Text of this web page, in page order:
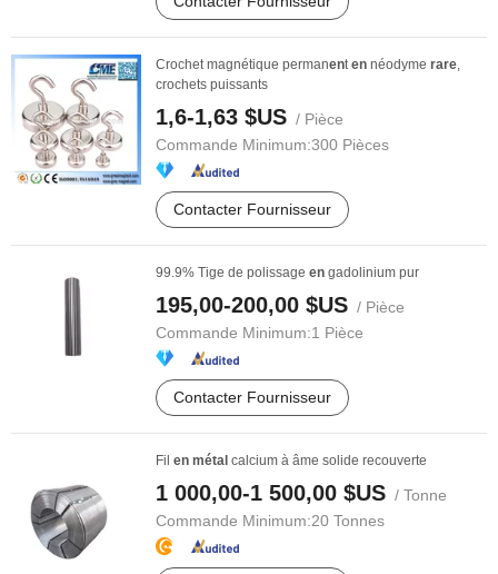
Crochet magnétique permanenten néodyme rare,
crochets puissants
1,6-1,63 $US / Pièce
Commande Minimum:300 Pièces
Contacter Fournisseur
99.9% Tige de polissage en gadolinium pur
195,00-200,00 $US / Pièce
Commande Minimum:1 Pièce
Contacter Fournisseur
Fil en métal calcium à âme solide recouverte
1 000,00-1 500,00 $US / Tonne
Commande Minimum:20 Tonnes